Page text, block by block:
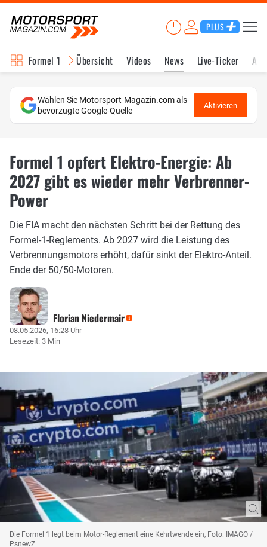
PLUS
Formel 1 Übersicht Videos News Live-Ticker
Wählen Sie Motorsport-Magazin.com als
bevorzugte Google-Quelle
Aktivieren
Formel 1 opfert Elektro-Energie: Ab
2027 gibt es wieder mehr Verbrenner-
Power
Die FIA macht den nächsten Schritt bei der Rettung des
Formel-1-Reglements. Ab 2027 wird die Leistung des
Verbrennungsmotors erhöht, dafür sinkt der Elektro-Anteil.
Ende der 50/50-Motoren.
Florian Niedermair
08.05.2026, 16:28 Uhr
Lesezeit: 3 Min
Die Formel 1 legt beim Motor-Reglement eine Kehrtwende ein, Foto: IMAGO /
PsnewZ